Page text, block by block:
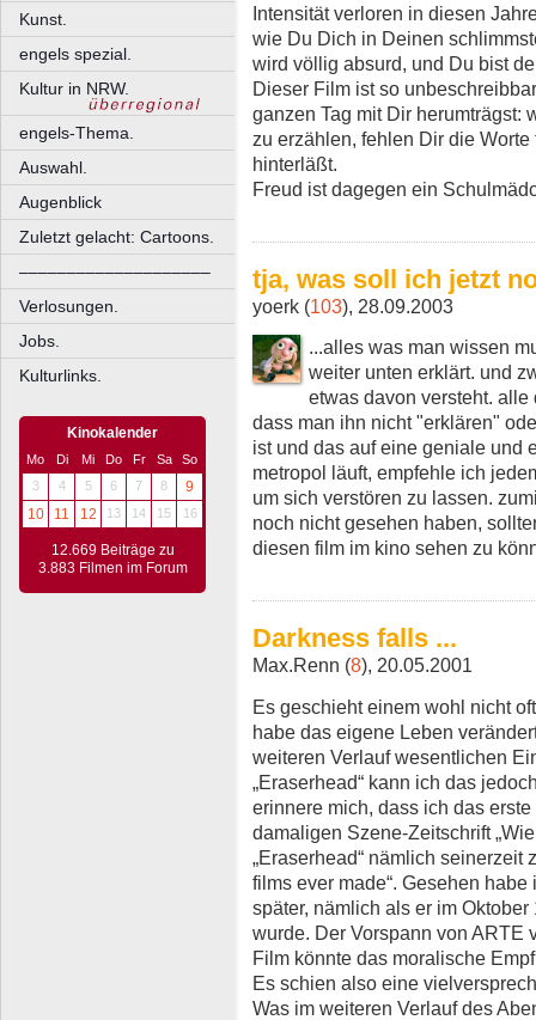
Kunst.
engels spezial.
Kultur in NRW.
engels-Thema.
Auswahl.
Augenblick
Zuletzt gelacht: Cartoons.
––––––––––––––––––––
Verlosungen.
Jobs.
Kulturlinks.
Kinokalender
Mo Di Mi Do Fr Sa
So
3
4 5 6 7 8
9
10
11 12 13 14 15 16
12.669 Beiträge zu
3.883 Filmen im Forum
Intensität verloren in diesen
wie Du Dich in Deinen
wird völlig absurd, und Du bist
Dieser Film ist so
ganzen Tag mit Dir herumträgst:
zu erzählen, fehlen Dir die
hinterläßt.
Freud ist dagegen ein
tja, was soll ich jetzt
yoerk (103), 28.09.2003
...alles was man wissen
weiter unten erklärt. und
etwas davon versteht.
dass man ihn nicht "erklären"
ist und das auf eine geniale und
metropol läuft, empfehle ich
um sich verstören zu lassen.
noch nicht gesehen haben,
diesen film im kino sehen zu
Darkness falls ...
Max.Renn (8), 20.05.2001
Es geschieht einem wohl nicht
habe das eigene Leben
weiteren Verlauf wesentlichen
„Eraserhead“ kann ich das
erinnere mich, dass ich das
damaligen Szene-Zeitschrift
„Eraserhead“ nämlich seinerzeit
films ever made“. Gesehen
später, nämlich als er im
wurde. Der Vorspann von ARTE
Film könnte das moralische
Es schien also eine
Was im weiteren Verlauf des